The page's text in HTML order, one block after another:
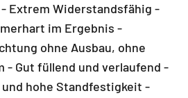
- Extrem Widerstandsfähig -
im Ergebnis -
ohne Ausbau, ohne
- Gut füllend und verlaufend -
hohe Standfestigkeit -